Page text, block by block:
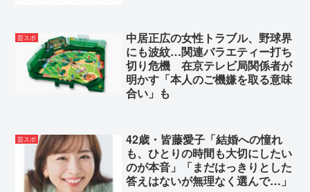
芸スポ
中居正広の女性トラブル、野球界
にも波紋…関連バラエティー打ち
切り危機 在京テレビ局関係者が
明かす「本人のご機嫌を取る意味
合い」も
芸スポ
42歳・皆藤愛子「結婚への憧れ
も、ひとりの時間も大切にしたい
のが本音」「まだはっきりとした
答えはないが無理なく選んで…」